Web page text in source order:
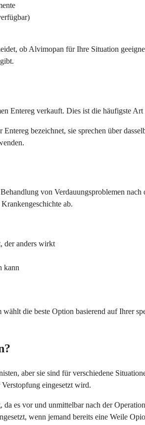
ob Alvimopan für Ihre Situation
Entereg verkauft. Dies ist die häufigste
bezeichnet, sie sprechen über
von Verdauungsproblemen
ab.
der anders wirkt
kann
die beste Option basierend auf Ihrer
aber sie sind für verschiedene
eingesetzt wird.
es vor und unmittelbar nach der
wenn jemand bereits eine Weile